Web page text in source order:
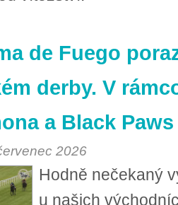
de Fuego
derby. V
a Black Paws
2026
Hodně nečekaný
u našich